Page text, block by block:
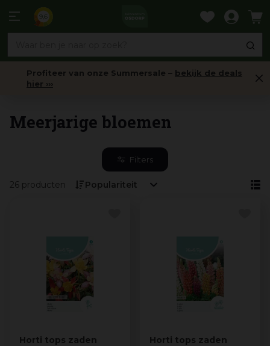
naar
Profiteer van onze Summersale – bekijk de deals
hier ›››
Meerjarige bloemen
Filters
26 producten
Horti tops zaden
Horti tops zaden